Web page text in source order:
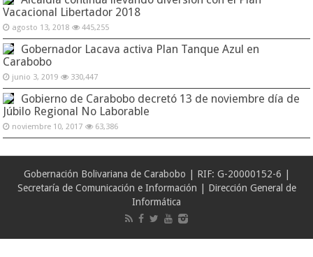
Vacacional Libertador 2018
agosto 13, 2018 445,255
Gobernador Lacava activa Plan Tanque Azul en
Carabobo
junio 3, 2019 330,447
Gobierno de Carabobo decretó 13 de noviembre día de
Júbilo Regional No Laborable
noviembre 10, 2017 63,386
Gobernación Bolivariana de Carabobo | RIF: G-20000152-6 |
Secretaría de Comunicación e Información | Dirección General de
Informática